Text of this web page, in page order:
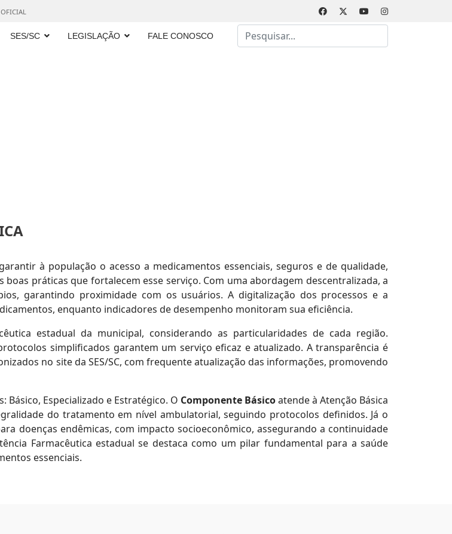
SES/SC LEGISLAÇÃO FALE CONOSCO
Busca
à população o acesso a medicamentos essenciais, seguros e de qualidade,
práticas que fortalecem esse serviço. Com uma abordagem descentralizada, a
garantindo proximidade com os usuários. A digitalização dos processos e a
enquanto indicadores de desempenho monitoram sua eficiência.
estadual da municipal, considerando as particularidades de cada região.
simplificados garantem um serviço eficaz e atualizado. A transparência é
no site da SES/SC, com frequente atualização das informações, promovendo
Especializado e Estratégico. O Componente Básicoatende à Atenção Básica
do tratamento em nível ambulatorial, seguindo protocolos definidos. Já o
doenças endêmicas, com impacto socioeconômico, assegurando a continuidade
Farmacêutica estadual se destaca como um pilar fundamental para a saúde
essenciais.